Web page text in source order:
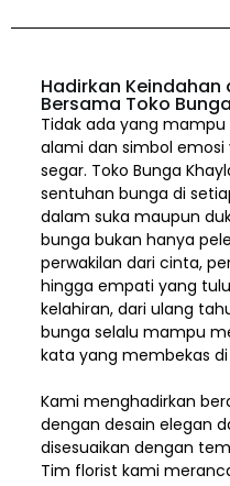
Hadirkan
Bersama Toko
Tidak ada yang
alami dan simbol
segar. Toko Bunga
sentuhan bunga di
dalam suka maupun
bunga bukan hanya
perwakilan dari cinta,
hingga empati yang
kelahiran, dari ulang
bunga selalu mampu
kata yang membekas
Kami menghadirkan
dengan desain elegan
disesuaikan dengan
Tim florist kami